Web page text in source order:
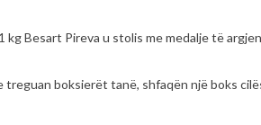
Besart Pireva u stolis me medalje të
treguan boksierët tanë, shfaqën një boks